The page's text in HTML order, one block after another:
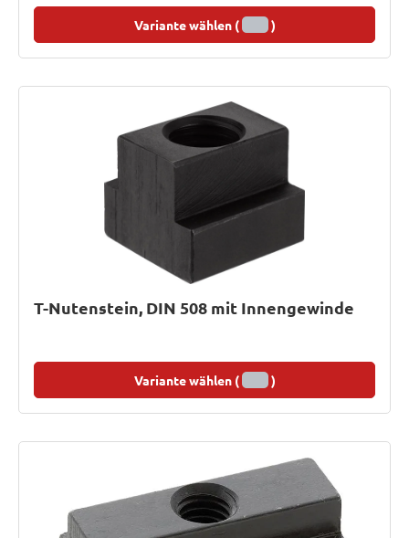
Variante wählen ( )
T-Nutenstein, DIN 508 mit Innengewinde
Variante wählen ( )